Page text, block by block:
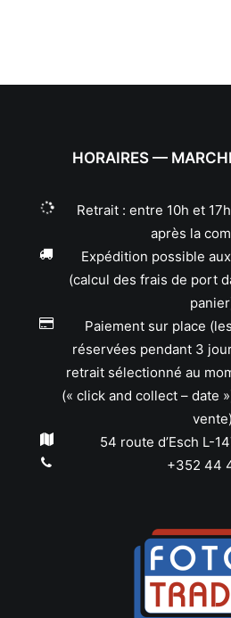
HORAIRES —
Retrait : entre 10h et
après la
Expédition possible
(calcul des frais de port
Paiement sur place
réservées pendant 3
retrait sélectionné au
(« click and collect – date
54 route d’Esch L-
+352 44